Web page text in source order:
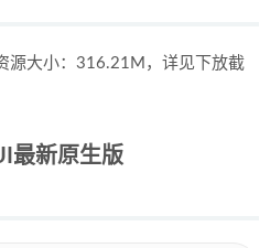
源大小：316.21M，详见下放截
最新原生版